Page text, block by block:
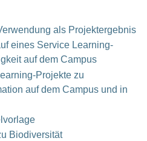
als Projektergebnis
eines Service Learning-
auf dem Campus
Projekte zu
auf dem Campus und in
Biodiversität